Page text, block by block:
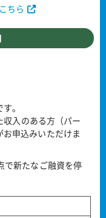
ちら
。
入のある方（パー
お申込みいただけま
で新たなご融資を停